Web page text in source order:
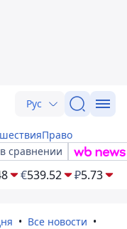
Рус
Право
сравнении
€539.52 ₽5.73
Все новости